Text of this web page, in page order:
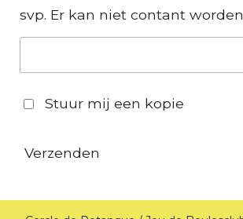
svp. Er kan niet contant
Stuur mij een kopie
Verzenden